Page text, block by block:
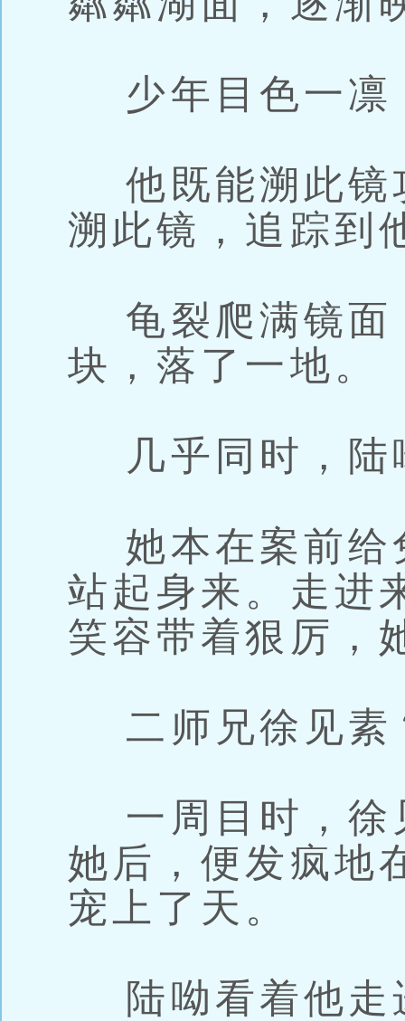
少年目色一凛
他既能溯此镜
溯此镜，追踪到
龟裂爬满镜面
块，落了一地。
几乎同时，陆
她本在案前给
站起身来。走进
笑容带着狠厉，
二师兄徐见素
一周目时，徐
她后，便发疯地
宠上了天。
陆呦看着他走